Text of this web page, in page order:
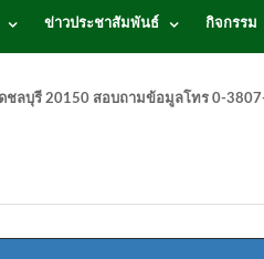
ข่าวประชาสัมพันธ์ กิจกรรม
ลบุรี 20150 สอบถามข้อมูลโทร 0-